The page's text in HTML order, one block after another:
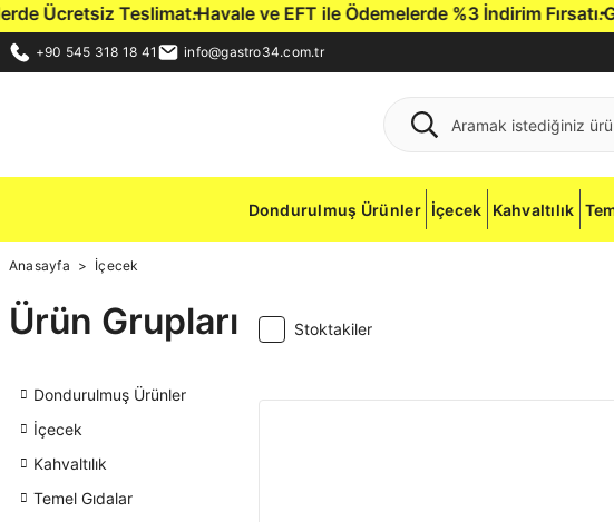
Ücretsiz Teslimat.Havale ve EFT ile Ödemelerde %3 İndirim Fırsatı.
+90 545 318 18 41 info@gastro34.com.tr
Dondurulmuş Ürünler İçecek Kahvaltılık
Anasayfa İçecek
Ürün Grupları
Dondurulmuş Ürünler
İçecek
Kahvaltılık
Temel Gıdalar
Stoktakiler